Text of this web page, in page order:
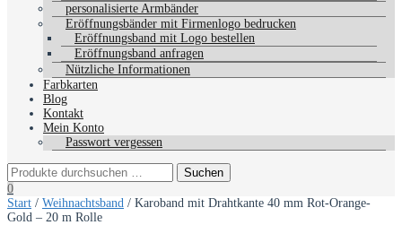
personalisierte Armbänder
Eröffnungsbänder mit Firmenlogo bedrucken
Eröffnungsband mit Logo bestellen
Eröffnungsband anfragen
Nützliche Informationen
Farbkarten
Blog
Kontakt
Mein Konto
Passwort vergessen
0
Start / Weihnachtsband / Karoband mit Drahtkante 40 mm Rot-Orange-
Gold – 20 m Rolle